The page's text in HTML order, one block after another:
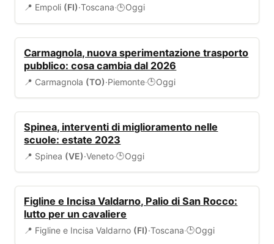
📍 Empoli (FI)·Toscana·🕒Oggi
Carmagnola, nuova sperimentazione trasporto
pubblico: cosa cambia dal 2026
📍 Carmagnola (TO)·Piemonte·🕒Oggi
Spinea, interventi di miglioramento nelle
scuole: estate 2023
📍 Spinea (VE)·Veneto·🕒Oggi
Figline e Incisa Valdarno, Palio di San Rocco:
lutto per un cavaliere
📍 Figline e Incisa Valdarno (FI)·Toscana·🕒Oggi